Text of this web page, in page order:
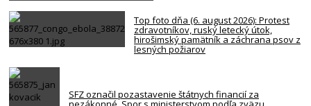
Top foto dňa (6. august 2026): Protest
zdravotníkov, ruský letecký útok,
hirošimský pamätník a záchrana psov z
lesných požiarov
SFZ označil pozastavenie štátnych financií za